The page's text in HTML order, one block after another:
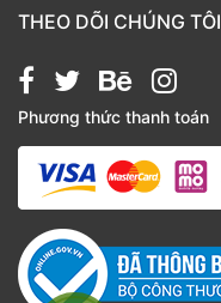
Bánh kẹo
Giỏ quà tặng
Hạt chia
Hạt dẻ cười
Hạt hạnh nhân
Hạt macca
Hạt óc chó
THEO DÕI CHÚNG TÔI
Phương thức thanh toán